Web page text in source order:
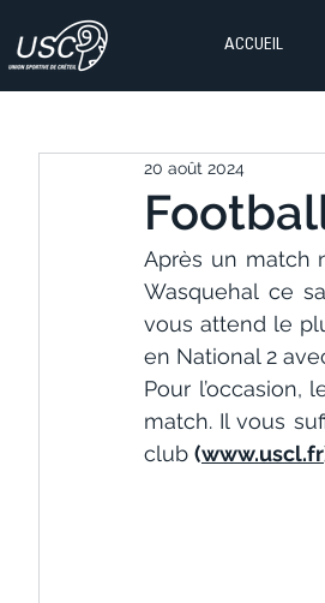
ACCUEIL
20 août 2024
Après un match
Wasquehal ce
vous attend le
en National 2
Pour l’occasion,
match. Il vous
club (www.uscl.fr